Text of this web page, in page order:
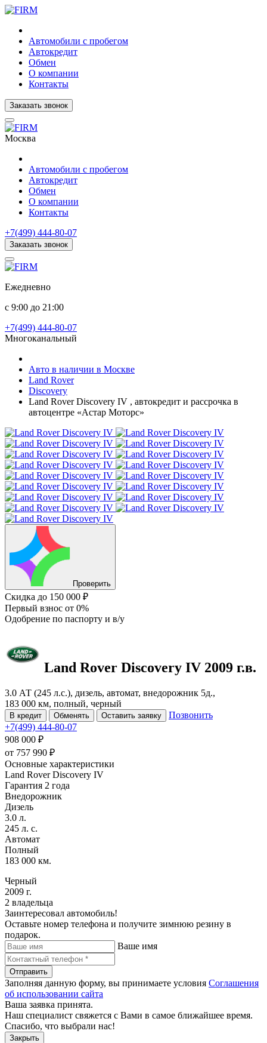
Автомобили с пробегом
Автокредит
Обмен
О компании
Контакты
Заказать звонок
Москва
Автомобили с пробегом
Автокредит
Обмен
О компании
Контакты
+7(499) 444-80-07
Заказать звонок
Ежедневно
с 9:00 до 21:00
+7(499) 444-80-07
Многоканальный
Авто в наличии в Москве
Land Rover
Discovery
Land Rover Discovery IV , автокредит и рассрочка в
автоцентре «Астар Моторс»
Проверить
Скидка до 150 000 ₽
Первый взнос от 0%
Одобрение по паспорту и в/у
Land Rover Discovery IV 2009 г.в.
3.0 АТ (245 л.с.), дизель, автомат, внедорожник 5д.,
183 000 км, полный, черный
В кредит Обменять Оставить заявку
Позвонить
+7(499) 444-80-07
908 000 ₽
от 757 990 ₽
Основные характеристики
Land Rover Discovery IV
Гарантия 2 года
Внедорожник
Дизель
3.0 л.
245 л. с.
Автомат
Полный
183 000 км.
Черный
2009 г.
2 владельца
Заинтересовал автомобиль!
Оставьте номер телефона и получите зимнюю резину в
подарок.
Ваше имя
Отправить
Заполняя данную форму, вы принимаете условия Соглашения
об использовании сайта
Ваша заявка принята.
Наш специалист свяжется с Вами в самое ближайшее время.
Спасибо, что выбрали нас!
Закрыть